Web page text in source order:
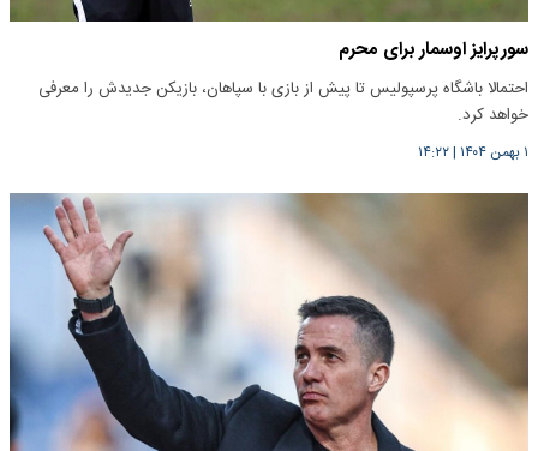
سورپرایز اوسمار برای محرم
احتمالا باشگاه پرسپولیس تا پیش از بازی با سپاهان، بازیکن جدیدش را معرفی
خواهد کرد.
۱ بهمن ۱۴۰۴ |۱۴:۲۲